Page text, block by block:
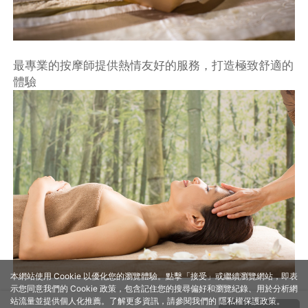
最專業的按摩師提供熱情友好的服務，打造極致舒適的
體驗
本網站使用 Cookie 以優化您的瀏覽體驗。點擊「接受」或繼續瀏覽網站，即表
示您同意我們的 Cookie 政策，包含記住您的搜尋偏好和瀏覽紀錄、用於分析網
站流量並提供個人化推薦。了解更多資訊，請參閱我們的 隱私權保護政策。